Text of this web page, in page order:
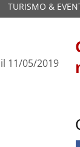
TURISMO &
il 11/05/2019